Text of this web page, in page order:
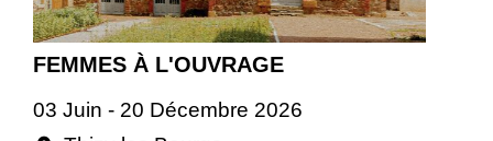
FEMMES À L'OUVRAGE
03 Juin - 20 Décembre 2026